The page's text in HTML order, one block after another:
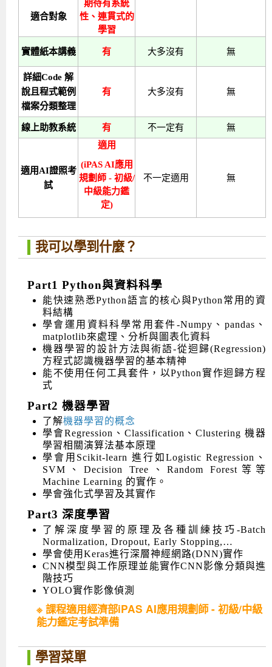
適合對象
期待有系統
性、連貫式的
學習
實體紙本講義 有 大多沒有 無
詳細Code 解
說且程式範例
檔案分類整理
有 大多沒有 無
線上助教系統 有 不一定有 無
適用AI證照考
試
適用
(iPAS AI應用
規劃師 - 初級/
中級能力鑑
定)
不一定適用 無
我可以學到什麼？
Part1 Python與資料科學
能快速熟悉Python語言的核心與Python常用的資
料結構
學會運用資料科學常用套件-Numpy、pandas、
matplotlib來處理、分析與圖表化資料
機器學習的設計方法與術語-從迴歸(Regression)
方程式認識機器學習的基本精神
能不使用任何工具套件，以Python實作迴歸方程
式
Part2 機器學習
了解機器學習的概念
學會Regression、Classification、Clustering 機器
學習相關演算法基本原理
學會用Scikit-learn 進行如Logistic Regression、
SVM、Decision Tree、Random Forest等等
Machine Learning 的實作。
學會強化式學習及其實作
Part3 深度學習
了解深度學習的原理及各種訓練技巧-Batch
Normalization, Dropout, Early Stopping,…
學會使用Keras進行深層神經網路(DNN)實作
CNN模型與工作原理並能實作CNN影像分類與進
階技巧
YOLO實作影像偵測
※ 課程適用經濟部iPAS AI應用規劃師 - 初級/中級
能力鑑定考試準備
學習菜單